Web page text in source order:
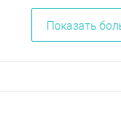
Показать